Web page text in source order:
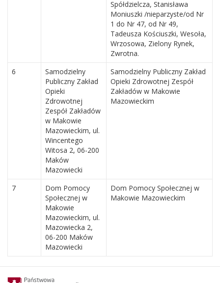
Spółdzielcza, Stanisława
Moniuszki /nieparzyste/od Nr
1 do Nr 47, od Nr 49,
Tadeusza Kościuszki, Wesoła,
Wrzosowa, Zielony Rynek,
Zwrotna.
6
Samodzielny
Publiczny Zakład
Opieki
Zdrowotnej
Zespół Zakładów
w Makowie
Mazowieckim, ul.
Wincentego
Witosa 2, 06-200
Maków
Mazowiecki
Samodzielny Publiczny Zakład
Opieki Zdrowotnej Zespół
Zakładów w Makowie
Mazowieckim
7
Dom Pomocy
Społecznej w
Makowie
Mazowieckim, ul.
Mazowiecka 2,
06-200 Maków
Mazowiecki
Dom Pomocy Społecznej w
Makowie Mazowieckim